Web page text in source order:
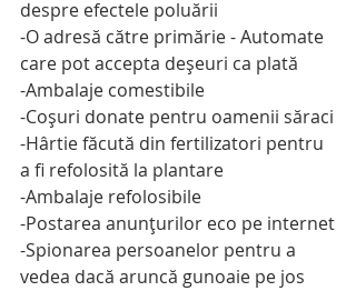
despre efectele poluării
-O adresă către primărie - Automate
care pot accepta deşeuri ca plată
-Ambalaje comestibile
-Coşuri donate pentru oamenii săraci
-Hârtie făcută din fertilizatori pentru
a fi refolosită la plantare
-Ambalaje refolosibile
-Postarea anunţurilor eco pe internet
-Spionarea persoanelor pentru a
vedea dacă aruncă gunoaie pe jos